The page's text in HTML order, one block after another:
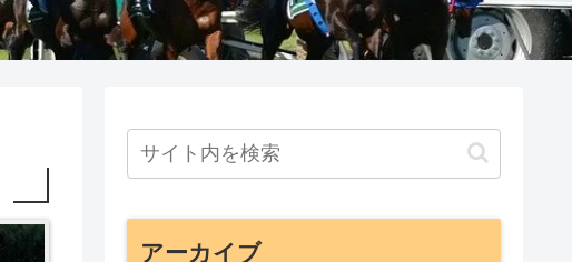
アーカイブ